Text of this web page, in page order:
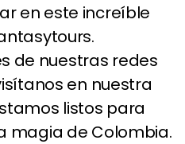
en este increíble
de nuestras redes
en nuestra
listos para
magia de Colombia.